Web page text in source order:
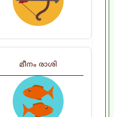
മീനം രാശി